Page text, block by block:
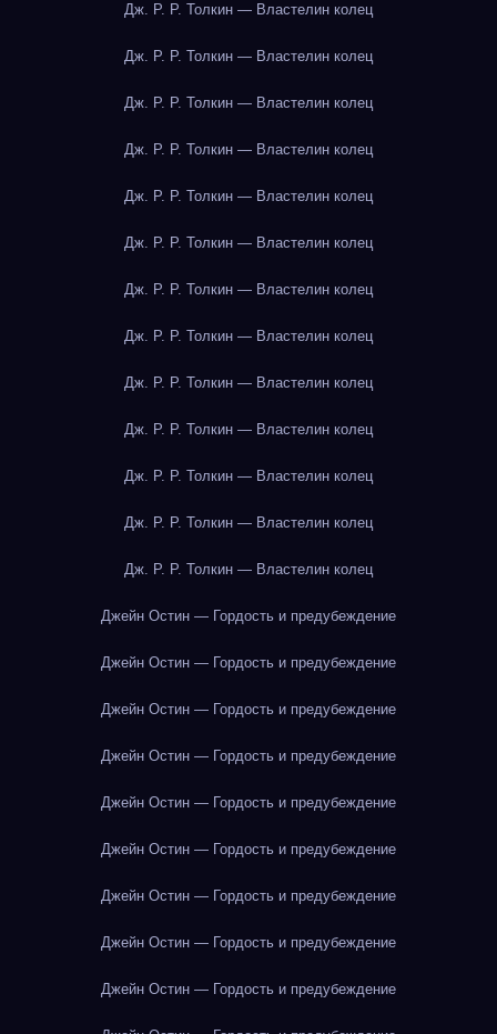
Дж. Р. Р. Толкин — Властелин колец
Дж. Р. Р. Толкин — Властелин колец
Дж. Р. Р. Толкин — Властелин колец
Дж. Р. Р. Толкин — Властелин колец
Дж. Р. Р. Толкин — Властелин колец
Дж. Р. Р. Толкин — Властелин колец
Дж. Р. Р. Толкин — Властелин колец
Дж. Р. Р. Толкин — Властелин колец
Дж. Р. Р. Толкин — Властелин колец
Дж. Р. Р. Толкин — Властелин колец
Дж. Р. Р. Толкин — Властелин колец
Дж. Р. Р. Толкин — Властелин колец
Дж. Р. Р. Толкин — Властелин колец
Джейн Остин — Гордость и предубеждение
Джейн Остин — Гордость и предубеждение
Джейн Остин — Гордость и предубеждение
Джейн Остин — Гордость и предубеждение
Джейн Остин — Гордость и предубеждение
Джейн Остин — Гордость и предубеждение
Джейн Остин — Гордость и предубеждение
Джейн Остин — Гордость и предубеждение
Джейн Остин — Гордость и предубеждение